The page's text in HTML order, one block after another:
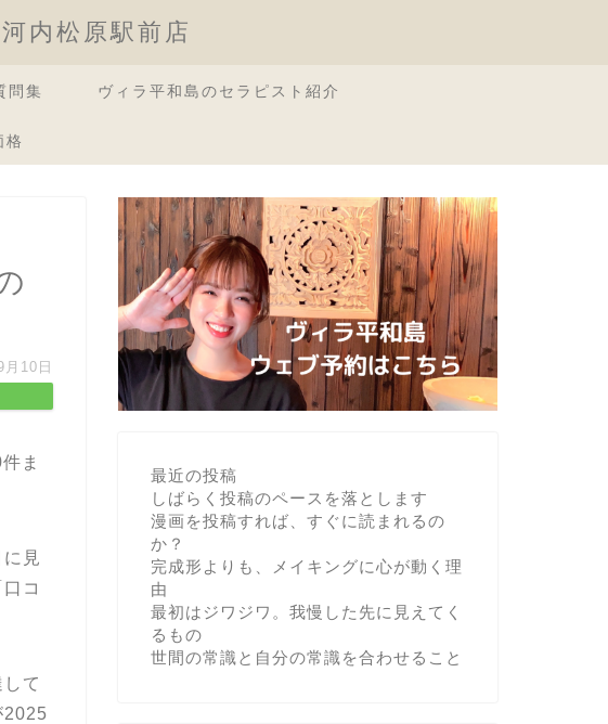
内松原駅前店
問集 ヴィラ平和島のセラピスト紹介
格
10日
ま
見
コ
て
2025
最近の投稿
しばらく投稿のペースを落とします
漫画を投稿すれば、すぐに読まれるの
か？
完成形よりも、メイキングに心が動く理
由
最初はジワジワ。我慢した先に見えてく
るもの
世間の常識と自分の常識を合わせること